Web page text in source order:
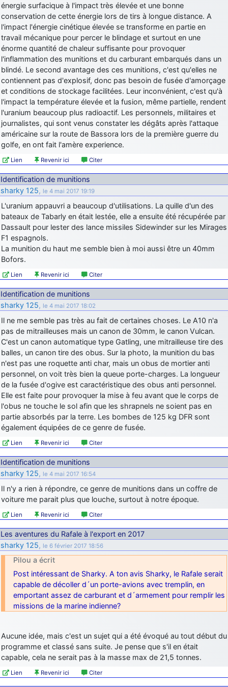
énergie surfacique à l'impact très élevée et une bonne
conservation de cette énergie lors de tirs à longue distance. A
l'impact l'énergie cinétique élevée se transforme en partie en
travail mécanique pour percer le blindage et surtout en une
énorme quantité de chaleur suffisante pour provoquer
l'inflammation des munitions et du carburant embarqués dans un
blindé. Le second avantage des ces munitions, c'est qu'elles ne
contiennent pas d'explosif, donc pas besoin de fusée d'amorçage
et conditions de stockage facilitées. Leur inconvénient, c'est qu'à
l'impact la température élevée et la fusion, même partielle, rendent
l'uranium beaucoup plus radioactif. Les personnels, militaires et
journalistes, qui sont venus constater les dégâts après l'attaque
américaine sur la route de Bassora lors de la première guerre du
golfe, en ont fait l'amère experience.
Lien Revenir ici Citer
Identification de munitions
sharky 125, le 4 mai 2017 19:19
L'uranium appauvri a beaucoup d'utilisations. La quille d'un des
bateaux de Tabarly en était lestée, elle a ensuite été récupérée par
Dassault pour lester des lance missiles Sidewinder sur les Mirages
F1 espagnols.
La munition du haut me semble bien à moi aussi être un 40mm
Bofors.
Lien Revenir ici Citer
Identification de munitions
sharky 125, le 4 mai 2017 18:02
Il ne me semble pas très au fait de certaines choses. Le A10 n'a
pas de mitrailleuses mais un canon de 30mm, le canon Vulcan.
C'est un canon automatique type Gatling, une mitrailleuse tire des
balles, un canon tire des obus. Sur la photo, la munition du bas
n'est pas une roquette anti char, mais un obus de mortier anti
personnel, on voit très bien la queue porte-charges. La longueur
de la fusée d'ogive est caractéristique des obus anti personnel.
Elle est faite pour provoquer la mise à feu avant que le corps de
l'obus ne touche le sol afin que les shrapnels ne soient pas en
partie absorbés par la terre. Les bombes de 125 kg DFR sont
également équipées de ce genre de fusée.
Lien Revenir ici Citer
Identification de munitions
sharky 125, le 4 mai 2017 16:54
Il n'y a rien à répondre, ce genre de munitions dans un coffre de
voiture me parait plus que louche, surtout à notre époque.
Lien Revenir ici Citer
Les aventures du Rafale à l'export en 2017
sharky 125, le 6 février 2017 18:56
Pilou a écrit
Post intéressant de Sharky. A ton avis Sharky, le Rafale serait
capable de décoller d´un porte-avions avec tremplin, en
emportant assez de carburant et d´armement pour remplir les
missions de la marine indienne?
Aucune idée, mais c'est un sujet qui a été évoqué au tout début du
programme et classé sans suite. Je pense que s'il en était
capable, cela ne serait pas à la masse max de 21,5 tonnes.
Lien Revenir ici Citer